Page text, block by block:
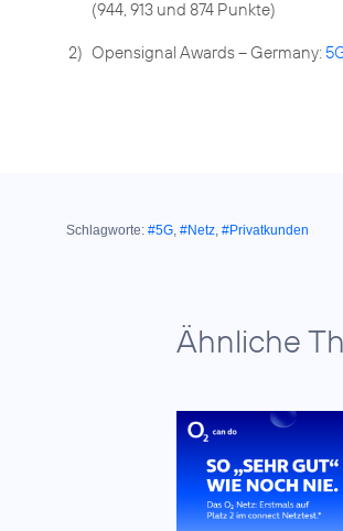
(944, 913 und 874 Punkte)
2) Opensignal Awards – Germany:
Schlagworte: #5G, #Netz, #Privatkunden
Ähnliche